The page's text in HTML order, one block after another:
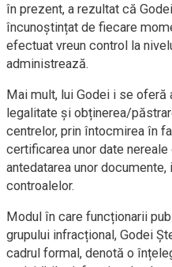
în prezent, a rezultat că
încunoștințat de fiecare
efectuat vreun control la
administrează.
Mai mult, lui Godei i se
legalitate și obținerea/
centrelor, prin întocmirea în
certificarea unor date
antedatarea unor
controalelor.
Modul în care funcționarii
grupului infracțional, Godei
cadrul formal, denotă o